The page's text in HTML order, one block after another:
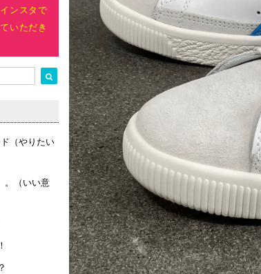
ンスタで
いただき
（やりたい
。（いい意